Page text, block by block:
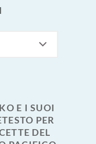
E I SUOI
PER
DEL